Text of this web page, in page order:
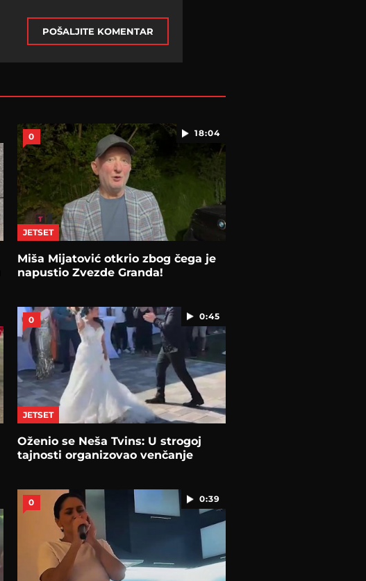
POŠALJITE KOMENTAR
18:04
0
JETSET
Miša Mijatović otkrio zbog čega je
napustio Zvezde Granda!
0:45
0
JETSET
Oženio se Neša Tvins: U strogoj
tajnosti organizovao venčanje
0:39
0